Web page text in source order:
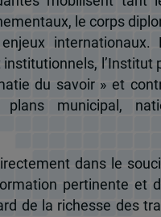
le corps
internationaux.
l’Institut
du savoir » et
municipal,
dans le souci
pertinente et
de la richesse des